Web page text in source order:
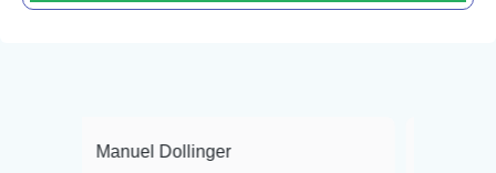
Manuel Dollinger